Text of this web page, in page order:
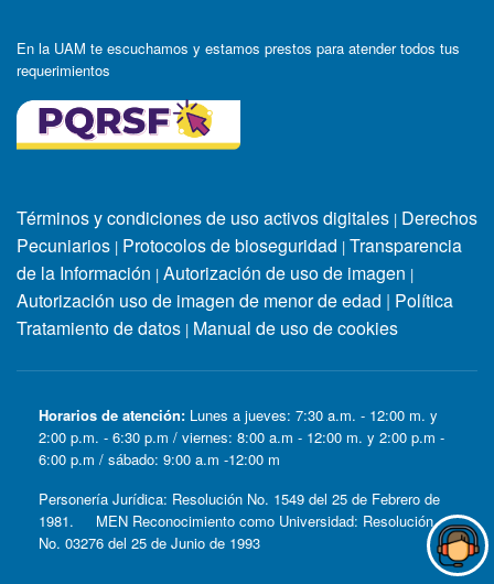
En la UAM te escuchamos y estamos prestos para atender todos tus
requerimientos
Términos y condiciones de uso activos digitales | Derechos
Pecuniarios | Protocolos de bioseguridad | Transparencia
de la Información | Autorización de uso de imagen |
Autorización uso de imagen de menor de edad | Política
Tratamiento de datos | Manual de uso de cookies
Horarios de atención: Lunes a jueves: 7:30 a.m. - 12:00 m. y
2:00 p.m. - 6:30 p.m / viernes: 8:00 a.m - 12:00 m. y 2:00 p.m -
6:00 p.m / sábado: 9:00 a.m -12:00 m
Personería Jurídica: Resolución No. 1549 del 25 de Febrero de
1981. MEN Reconocimiento como Universidad: Resolución
No. 03276 del 25 de Junio de 1993